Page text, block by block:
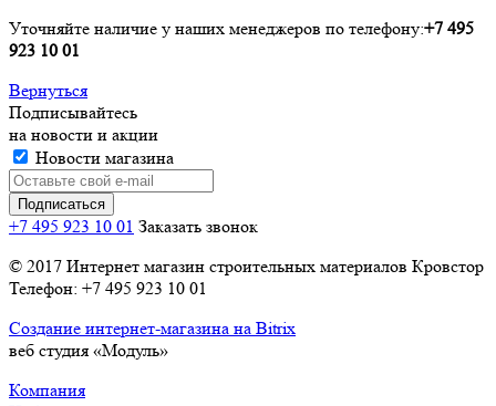
Уточняйте наличие у наших менеджеров по телефону:+7 495
923 10 01
Вернуться
Подписывайтесь
на новости и акции
Новости магазина
+7 495 923 10 01 Заказать звонок
© 2017 Интернет магазин строительных материалов Кровстор
Телефон: +7 495 923 10 01
Создание интернет-магазина на Bitrix
веб студия «Модуль»
Компания